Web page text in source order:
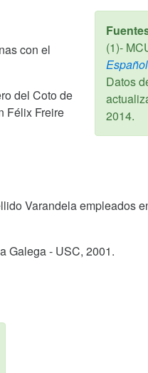
con el
del Coto de
Félix Freire
(1)-
Datos
2014.
Varandela empleados
Galega - USC, 2001.